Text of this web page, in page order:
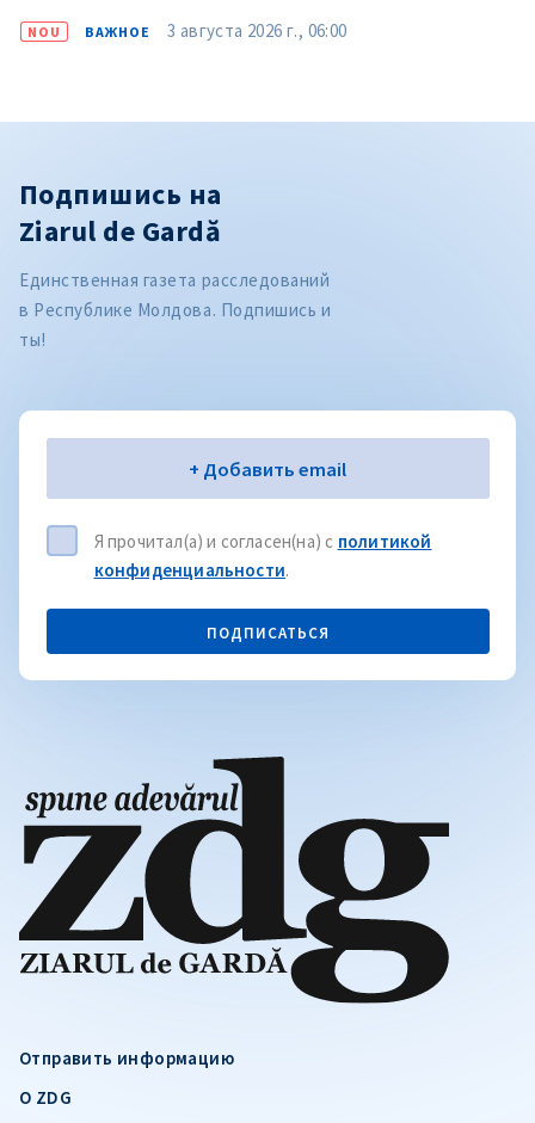
NOU ВАЖНОЕ 3 августа 2026 г., 06:00
Отправить информацию
О ZDG
Подпишись на
Ziarul de Gardă
Единственная газета расследований
в Республике Молдова. Подпишись и
ты!
Электронная почта+ Добавить email
Я прочитал(а) и согласен(на) с политикой
конфиденциальности.
ПОДПИСАТЬСЯ